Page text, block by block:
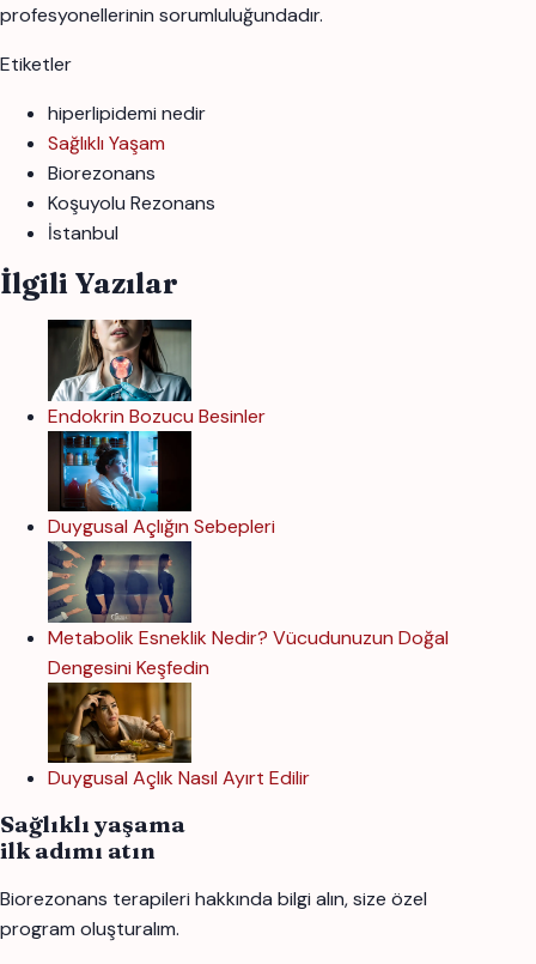
profesyonellerinin sorumluluğundadır.
Etiketler
hiperlipidemi nedir
Sağlıklı Yaşam
Biorezonans
Koşuyolu Rezonans
İstanbul
İlgili Yazılar
Endokrin Bozucu Besinler
Duygusal Açlığın Sebepleri
Metabolik Esneklik Nedir? Vücudunuzun Doğal
Dengesini Keşfedin
Duygusal Açlık Nasıl Ayırt Edilir
Sağlıklı yaşama
ilk adımı atın
Biorezonans terapileri hakkında bilgi alın, size özel
program oluşturalım.